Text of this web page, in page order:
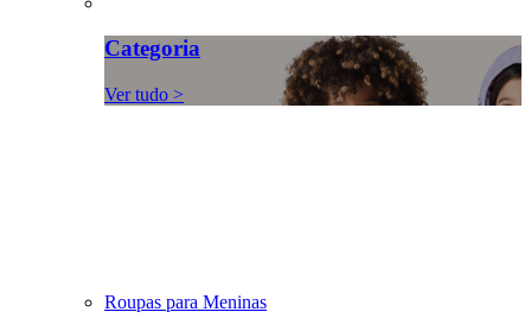
Categoria
Ver tudo >
Roupas para Meninas